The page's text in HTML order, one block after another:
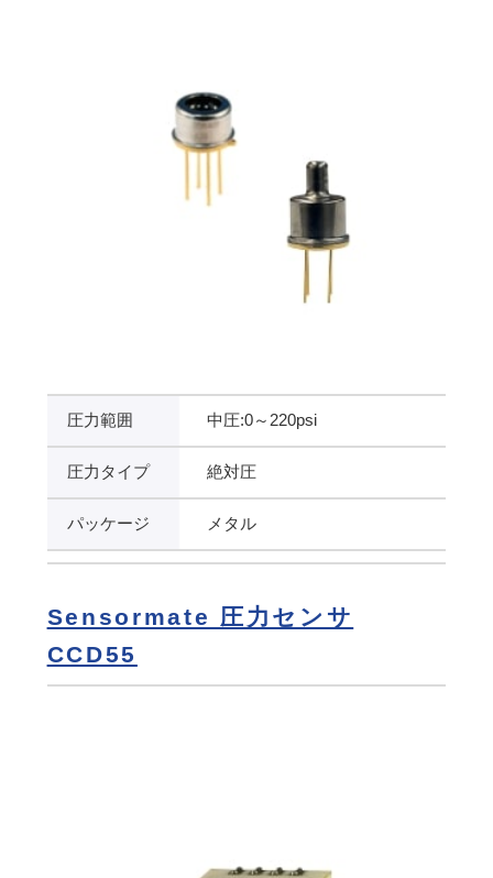
圧力範囲 中圧:0～220psi
圧力タイプ 絶対圧
パッケージ メタル
Sensormate 圧力センサ
CCD55